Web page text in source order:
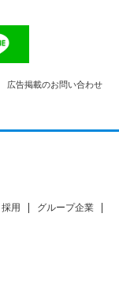
広告掲載のお問い合わせ
採用
グループ企業